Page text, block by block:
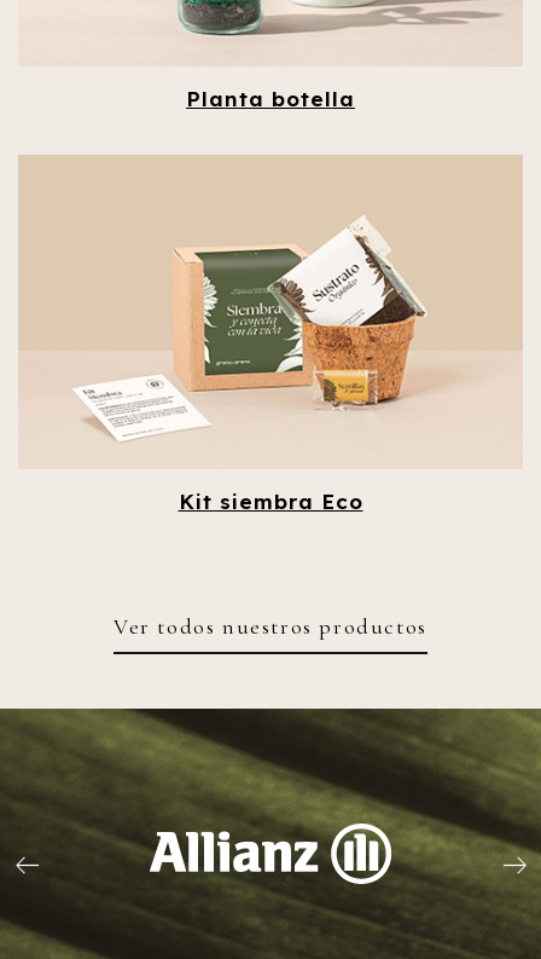
Planta botella
Kit siembra Eco
Ver todos nuestros productos